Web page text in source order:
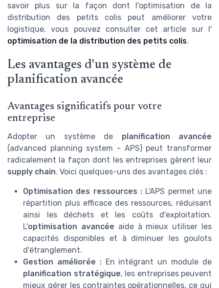
savoir plus sur la façon dont l'optimisation de la
distribution des petits colis peut améliorer votre
logistique, vous pouvez consulter cet article sur l'
optimisation de la distribution des petits colis.
Les avantages d'un système de
planification avancée
Avantages significatifs pour votre
entreprise
Adopter un système de planification avancée
(advanced planning system - APS) peut transformer
radicalement la façon dont les entreprises gèrent leur
supply chain. Voici quelques-uns des avantages clés :
Optimisation des ressources : L'APS permet une
répartition plus efficace des ressources, réduisant
ainsi les déchets et les coûts d'exploitation.
L'optimisation avancée aide à mieux utiliser les
capacités disponibles et à diminuer les goulots
d'étranglement.
Gestion améliorée :En intégrant un module de
planification stratégique, les entreprises peuvent
mieux gérer les contraintes opérationnelles, ce qui